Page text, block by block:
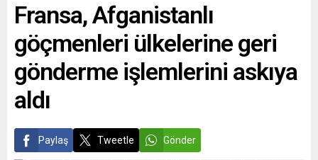
Fransa, Afganistanlı
göçmenleri ülkelerine geri
gönderme işlemlerini askıya
aldı
Paylaş Tweetle Gönder